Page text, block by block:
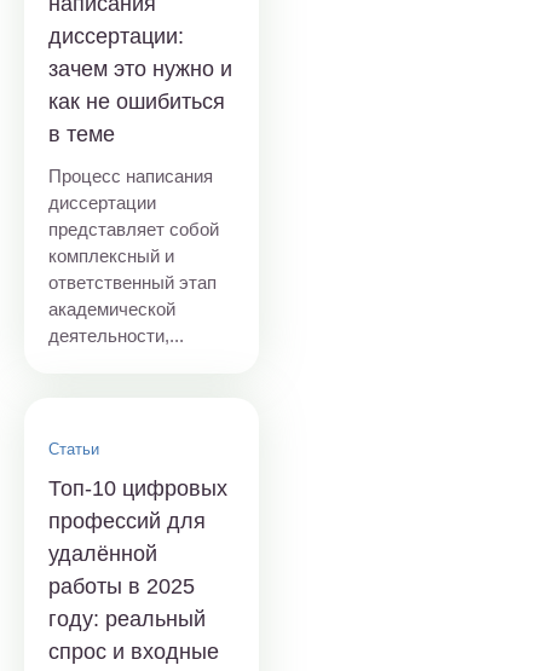
диссертации:
зачем это нужно и
как не ошибиться
в теме
Процесс написания
диссертации
представляет собой
комплексный и
ответственный этап
академической
деятельности,...
Статьи
Топ-10 цифровых
профессий для
удалённой
работы в 2025
году: реальный
спрос и входные